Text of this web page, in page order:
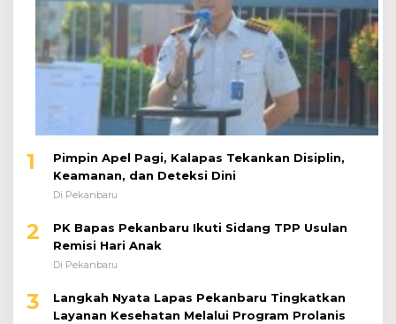
1
Pimpin Apel Pagi, Kalapas Tekankan Disiplin,
Keamanan, dan Deteksi Dini
Di Pekanbaru
2
PK Bapas Pekanbaru Ikuti Sidang TPP Usulan
Remisi Hari Anak
Di Pekanbaru
3
Langkah Nyata Lapas Pekanbaru Tingkatkan
Layanan Kesehatan Melalui Program Prolanis